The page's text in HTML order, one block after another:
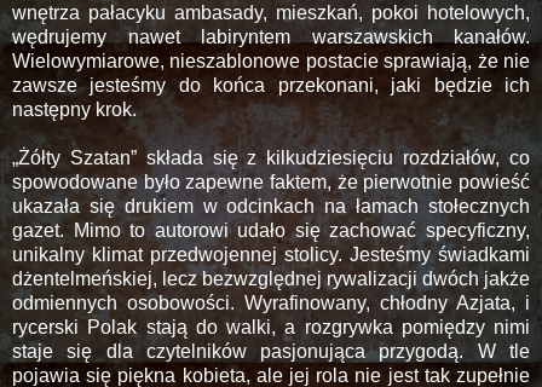
wnętrza pałacyku ambasady, mieszkań, pokoi hotelowych,
wędrujemy nawet labiryntem warszawskich kanałów.
Wielowymiarowe, nieszablonowe postacie sprawiają, że nie
zawsze jesteśmy do końca przekonani, jaki będzie ich
następny krok.
„Żółty Szatan” składa się z kilkudziesięciu rozdziałów, co
spowodowane było zapewne faktem, że pierwotnie powieść
ukazała się drukiem w odcinkach na łamach stołecznych
gazet. Mimo to autorowi udało się zachować specyficzny,
unikalny klimat przedwojennej stolicy. Jesteśmy świadkami
dżentelmeńskiej, lecz bezwzględnej rywalizacji dwóch jakże
odmiennych osobowości. Wyrafinowany, chłodny Azjata, i
rycerski Polak stają do walki, a rozgrywka pomiędzy nimi
staje się dla czytelników pasjonująca przygodą. W tle
pojawia się piękna kobieta, ale jej rola nie jest tak zupełnie